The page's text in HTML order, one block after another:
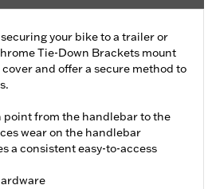
your bike to a trailer or
Tie-Down Brackets mount
and offer a secure method to
point from the handlebar to the
wear on the handlebar
a consistent easy-to-access